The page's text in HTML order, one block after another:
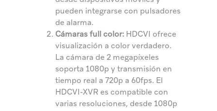
pueden integrarse con pulsadores
de alarma.
Cámaras full color: HDCVI ofrece
visualización a color verdadero.
La cámara de 2 megapíxeles
soporta 1080p y transmisión en
tiempo real a 720p a 60fps. El
HDCVI-XVR es compatible con
varias resoluciones, desde 1080p